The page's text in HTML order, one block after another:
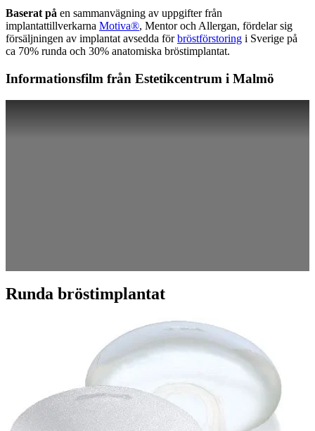
Baserat på en sammanvägning av uppgifter från
implantattillverkarna Motiva®, Mentor och Allergan, fördelar sig
försäljningen av implantat avsedda förbröstförstoring i Sverige på
ca 70% runda och 30% anatomiska bröstimplantat.
Informationsfilm från Estetikcentrum i Malmö
Runda bröstimplantat